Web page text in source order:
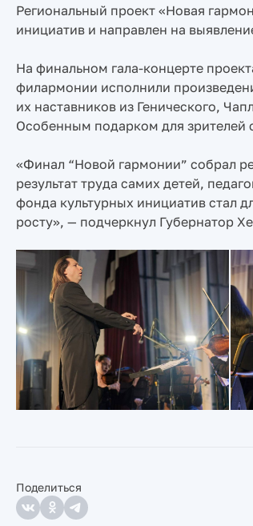
Региональный проект «Новая
инициатив и направлен на
На финальном гала-концерте
филармонии исполнили
их наставников из Генического,
Особенным подарком для зрителей
«Финал “Новой гармонии” собрал
результат труда самих детей,
фонда культурных инициатив стал
росту», — подчеркнул Губернатор
Поделиться